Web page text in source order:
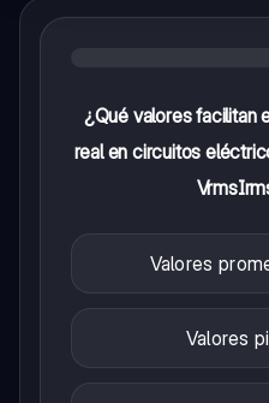
¿Qué valores facilitan
real en circuitos
Valores
Valores